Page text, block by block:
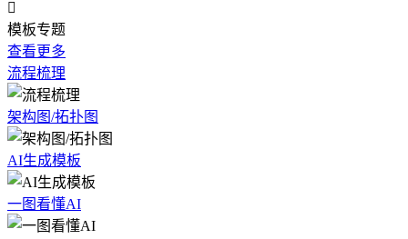

模板专题
查看更多
流程梳理
架构图/拓扑图
AI生成模板
一图看懂AI